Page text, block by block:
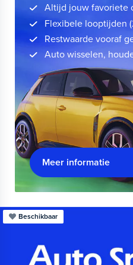
Altijd jouw favoriete
Flexibele looptijden
Restwaarde vooraf
Auto wisselen,
Meer informatie
Beschikbaar